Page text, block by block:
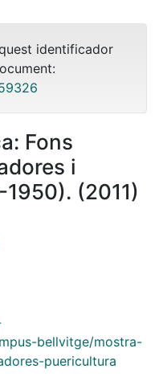
identificador
Fons
i
(2011)
bellvitge/mostra-
puericultura